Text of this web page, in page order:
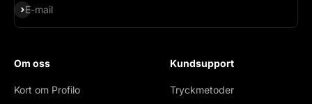
E-mail
Subscribe
Om oss
Kort om Profilo
Kundsupport
Tryckmetoder